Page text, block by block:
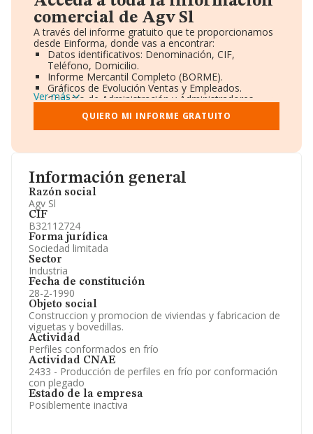
Información general
Razón social
Agv Sl
CIF
B32112724
Forma jurídica
Sociedad limitada
Sector
Industria
Fecha de constitución
28-2-1990
Objeto social
Construccion y promocion de viviendas y fabricacion de
viguetas y bovedillas.
Actividad
Perfiles conformados en frío
Actividad CNAE
2433 - Producción de perfiles en frío por conformación
con plegado
Estado de la empresa
Posiblemente inactiva
comercial de Agv Sl
A través del informe gratuito que te proporcionamos
desde Einforma, donde vas a encontrar:
Datos identificativos: Denominación, CIF,
Teléfono, Domicilio.
Informe Mercantil Completo (BORME).
Gráficos de Evolución Ventas y Empleados.
Consejo de Administración y Administradores.
Directivos y Ejecutivos.
Accionistas.
Participaciones y Vinculaciones en otras empresas.
Información oficial y registral complementaria.
Ver más
QUIERO MI INFORME GRATUITO